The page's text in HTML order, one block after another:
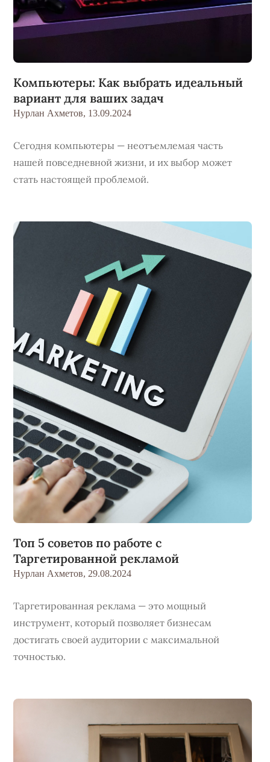
Компьютеры: Как выбрать идеальный
вариант для ваших задач
Нурлан Ахметов, 13.09.2024
Сегодня компьютеры — неотъемлемая часть
нашей повседневной жизни, и их выбор может
стать настоящей проблемой.
Топ 5 советов по работе с
Таргетированной рекламой
Нурлан Ахметов, 29.08.2024
Таргетированная реклама — это мощный
инструмент, который позволяет бизнесам
достигать своей аудитории с максимальной
точностью.